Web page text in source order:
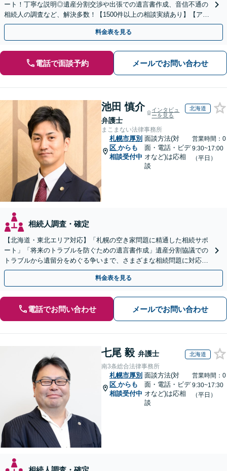
ート！丁寧な説明◎遺産分割交渉や出張での遺言書作成、音信不通の
相続人の調査など、解決多数！【1500件以上の相談実績あり】【アク
セス良好】【分かりやすい料金体系】
料金表を見る
電話で面談予約 メールでお問い合わせ
池田 慎介
弁護士
インタビュ
ーを見る
北海道
まこまない法律事務所
札幌市厚別
区 からも
相談受付中
面談方法(対
面・電話・ビデ
オなど)は応相
談
営業時間：0
9:30~17:00
（平日）
相続人調査・確定
【北海道・東北エリア対応】「札幌の空き家問題に精通した相続サポ
ート」「将来のトラブルを防ぐための遺言書作成」遺産分割協議での
トラブルから遺留分をめぐる争いまで、さまざまな相続問題に対応し
ています「アクセス良好・WEB面談対応で安心の相談」
料金表を見る
電話でお問い合わせ メールでお問い合わせ
七尾 毅 弁護士 北海道
南3条総合法律事務所
札幌市厚別
区 からも
相談受付中
面談方法(対
面・電話・ビデ
オなど)は応相
談
営業時間：0
9:30~17:30
（平日）